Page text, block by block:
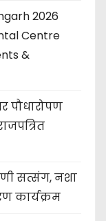
2026
Centre
&
पौधारोपण
सत्संग, नशा
कार्यक्रम